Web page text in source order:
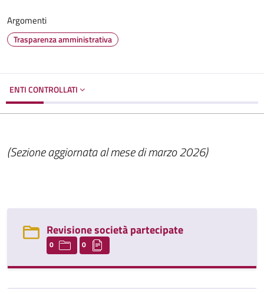
Argomenti
Trasparenza amministrativa
ENTI CONTROLLATI
(Sezione aggiornata al mese di marzo 2026)
Revisione società partecipate
0 0